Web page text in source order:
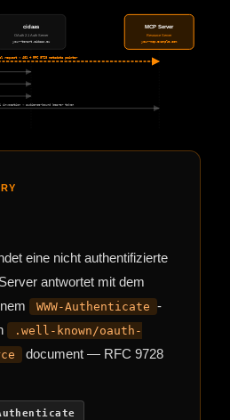
cidaas
OAuth 2.1 Auth Server
your-tenant.cidaas.eu
MCP Server
Resource Server
your-mcp.example.com
→ 401 + RFC 9728 metadata pointer
invocation → audience-bound bearer token
eine nicht authentifizierte
antwortet mit dem
WWW-Authenticate -
.well-known/oauth-
document — RFC 9728
Authenticate